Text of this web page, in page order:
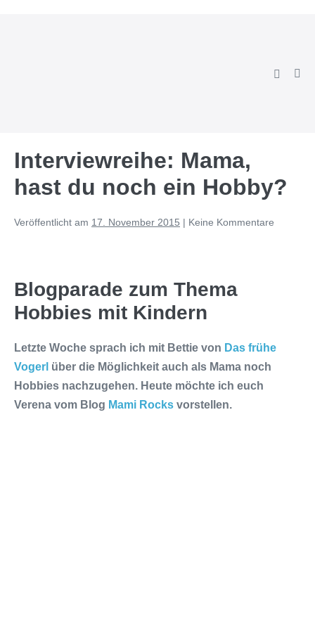
Suche-
Interviewreihe: Mama,
hast du noch ein Hobby?
Veröffentlicht am 17. November 2015 | Keine Kommentare
Blogparade zum Thema
Hobbies mit Kindern
Letzte Woche sprach ich mit Bettie von Das frühe
Vogerl über die Möglichkeit auch als Mama noch
Hobbies nachzugehen. Heute möchte ich euch
Verena vom Blog Mami Rocks vorstellen.